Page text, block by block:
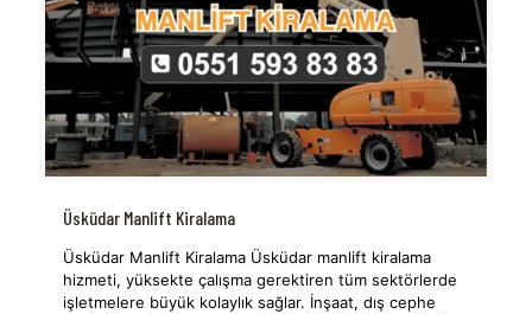
Üsküdar Manlift Kiralama
Üsküdar Manlift Kiralama Üsküdar manlift kiralama
hizmeti, yüksekte çalışma gerektiren tüm sektörlerde
işletmelere büyük kolaylık sağlar. İnşaat, dış cephe